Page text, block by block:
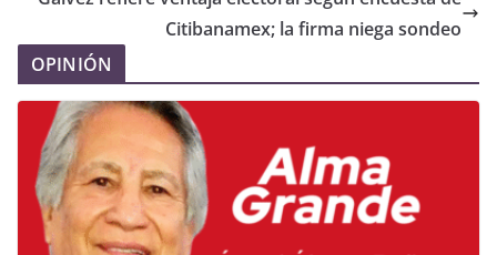
Citibanamex; la firma niega sondeo
OPINIÓN